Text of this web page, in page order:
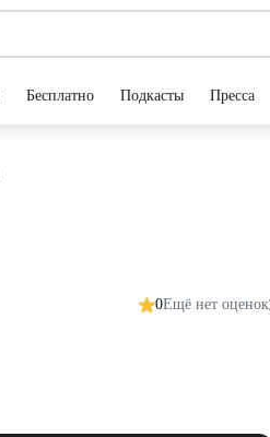
Бесплатно Подкасты Пресса
0Ещё нет оценок